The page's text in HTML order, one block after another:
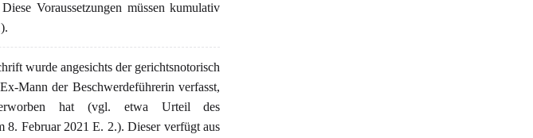
Voraussetzungen müssen kumulativ
wurde angesichts der gerichtsnotorisch
Mann der Beschwerdeführerin verfasst,
hat (vgl. etwa Urteil des
8. Februar 2021 E. 2.). Dieser verfügt aus